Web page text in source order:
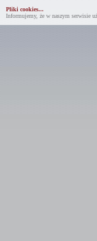
Pliki cookies...
Informujemy, że w naszym serwisie